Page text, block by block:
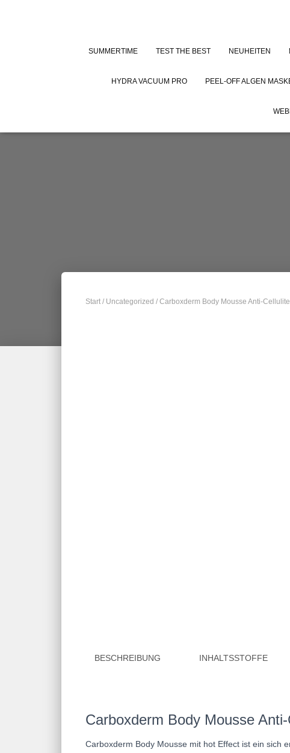
SUMMERTIME TEST THE BEST NEUHEITEN
HYDRA VACUUM PRO PEEL-OFF ALGEN
Start / Uncategorized / Carboxderm Body Mousse Anti-
BESCHREIBUNG INHALTSSTOFFE
Carboxderm Body Mousse
Carboxderm Body Mousse mit hot Effect ist ein sich